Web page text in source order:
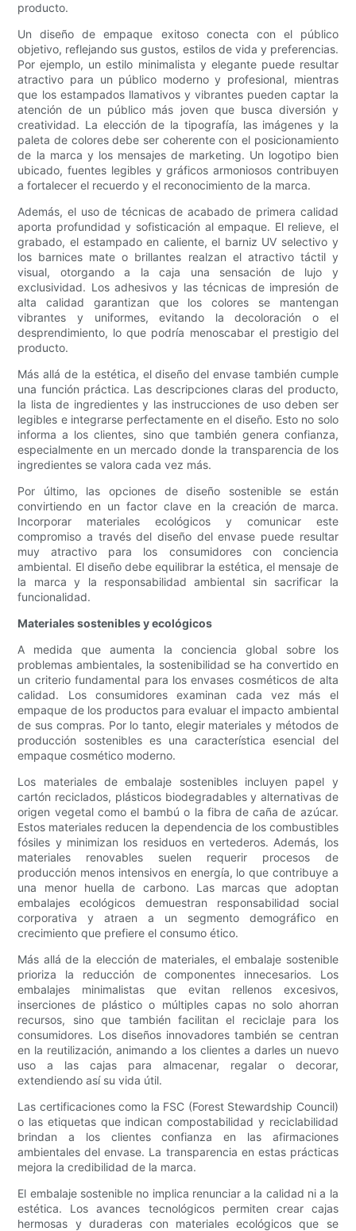
producto.
Un diseño de empaque exitoso conecta con el público
objetivo, reflejando sus gustos, estilos de vida y preferencias.
Por ejemplo, un estilo minimalista y elegante puede resultar
atractivo para un público moderno y profesional, mientras
que los estampados llamativos y vibrantes pueden captar la
atención de un público más joven que busca diversión y
creatividad. La elección de la tipografía, las imágenes y la
paleta de colores debe ser coherente con el posicionamiento
de la marca y los mensajes de marketing. Un logotipo bien
ubicado, fuentes legibles y gráficos armoniosos contribuyen
a fortalecer el recuerdo y el reconocimiento de la marca.
Además, el uso de técnicas de acabado de primera calidad
aporta profundidad y sofisticación al empaque. El relieve, el
grabado, el estampado en caliente, el barniz UV selectivo y
los barnices mate o brillantes realzan el atractivo táctil y
visual, otorgando a la caja una sensación de lujo y
exclusividad. Los adhesivos y las técnicas de impresión de
alta calidad garantizan que los colores se mantengan
vibrantes y uniformes, evitando la decoloración o el
desprendimiento, lo que podría menoscabar el prestigio del
producto.
Más allá de la estética, el diseño del envase también cumple
una función práctica. Las descripciones claras del producto,
la lista de ingredientes y las instrucciones de uso deben ser
legibles e integrarse perfectamente en el diseño. Esto no solo
informa a los clientes, sino que también genera confianza,
especialmente en un mercado donde la transparencia de los
ingredientes se valora cada vez más.
Por último, las opciones de diseño sostenible se están
convirtiendo en un factor clave en la creación de marca.
Incorporar materiales ecológicos y comunicar este
compromiso a través del diseño del envase puede resultar
muy atractivo para los consumidores con conciencia
ambiental. El diseño debe equilibrar la estética, el mensaje de
la marca y la responsabilidad ambiental sin sacrificar la
funcionalidad.
Materiales sostenibles y ecológicos
A medida que aumenta la conciencia global sobre los
problemas ambientales, la sostenibilidad se ha convertido en
un criterio fundamental para los envases cosméticos de alta
calidad. Los consumidores examinan cada vez más el
empaque de los productos para evaluar el impacto ambiental
de sus compras. Por lo tanto, elegir materiales y métodos de
producción sostenibles es una característica esencial del
empaque cosmético moderno.
Los materiales de embalaje sostenibles incluyen papel y
cartón reciclados, plásticos biodegradables y alternativas de
origen vegetal como el bambú o la fibra de caña de azúcar.
Estos materiales reducen la dependencia de los combustibles
fósiles y minimizan los residuos en vertederos. Además, los
materiales renovables suelen requerir procesos de
producción menos intensivos en energía, lo que contribuye a
una menor huella de carbono. Las marcas que adoptan
embalajes ecológicos demuestran responsabilidad social
corporativa y atraen a un segmento demográfico en
crecimiento que prefiere el consumo ético.
Más allá de la elección de materiales, el embalaje sostenible
prioriza la reducción de componentes innecesarios. Los
embalajes minimalistas que evitan rellenos excesivos,
inserciones de plástico o múltiples capas no solo ahorran
recursos, sino que también facilitan el reciclaje para los
consumidores. Los diseños innovadores también se centran
en la reutilización, animando a los clientes a darles un nuevo
uso a las cajas para almacenar, regalar o decorar,
extendiendo así su vida útil.
Las certificaciones como la FSC (Forest Stewardship Council)
o las etiquetas que indican compostabilidad y reciclabilidad
brindan a los clientes confianza en las afirmaciones
ambientales del envase. La transparencia en estas prácticas
mejora la credibilidad de la marca.
El embalaje sostenible no implica renunciar a la calidad ni a la
estética. Los avances tecnológicos permiten crear cajas
hermosas y duraderas con materiales ecológicos que se